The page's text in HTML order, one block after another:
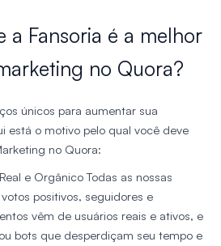
a Fansoria é a melhor
no Quora?
únicos para aumentar sua
está o motivo pelo qual você deve
no Quora:
e OrgânicoTodas as nossas
positivos, seguidores e
vêm de usuários reais e ativos, e
bots que desperdiçam seu tempo e